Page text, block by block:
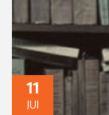
11
JUI